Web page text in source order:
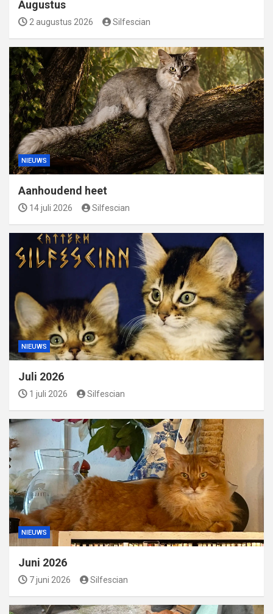
Augustus
2 augustus 2026 Silfescian
NIEUWS
Aanhoudend heet
14 juli 2026 Silfescian
NIEUWS
Juli 2026
1 juli 2026 Silfescian
NIEUWS
Juni 2026
7 juni 2026 Silfescian